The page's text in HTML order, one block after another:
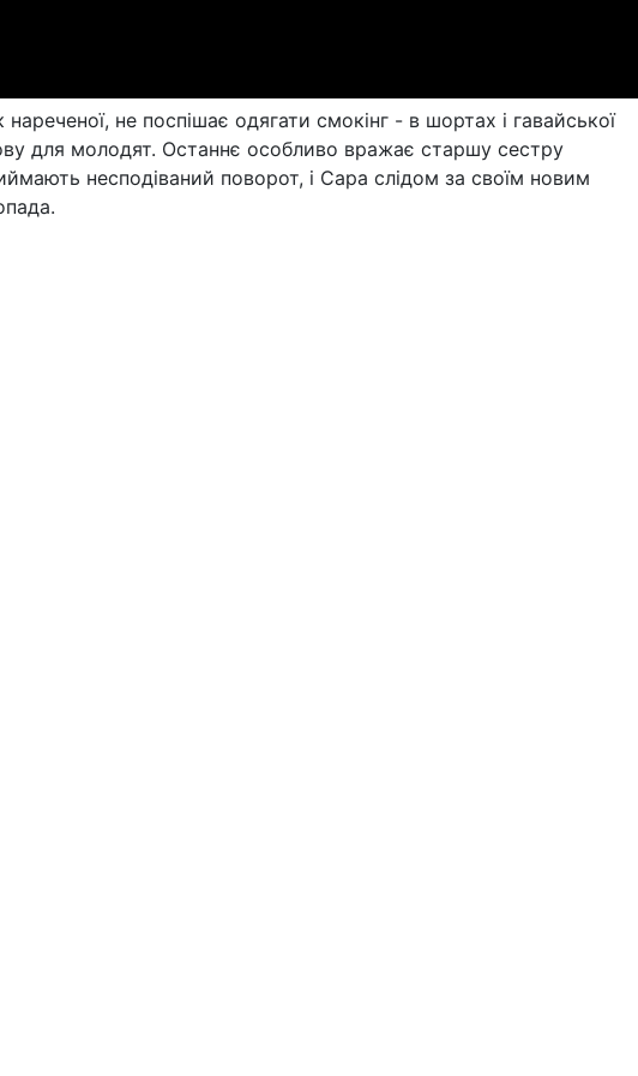
не поспішає одягати смокінг - в шортах і гавайської
для молодят. Останнє особливо вражає старшу сестру
несподіваний поворот, і Сара слідом за своїм новим